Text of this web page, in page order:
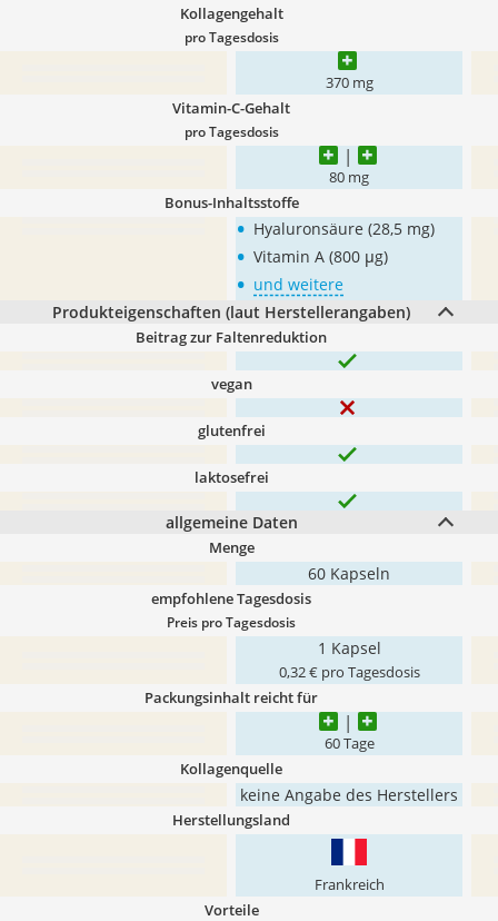
Kollagengehalt
pro Tagesdosis
370 mg
Vitamin-C-Gehalt
pro Tagesdosis
80 mg
Bonus-Inhaltsstoffe
• Hyaluronsäure (28,5 mg)
• Vitamin A (800 μg)
• und weitere
Produkteigenschaften (laut Herstellerangaben)
Beitrag zur Faltenreduktion
vegan
glutenfrei
laktosefrei
allgemeine Daten
Menge
60 Kapseln
empfohlene Tagesdosis
Preis pro Tagesdosis
1 Kapsel
0,32 € pro Tagesdosis
Packungsinhalt reicht für
60 Tage
Kollagenquelle
keine Angabe des Herstellers
Herstellungsland
Frankreich
Vorteile